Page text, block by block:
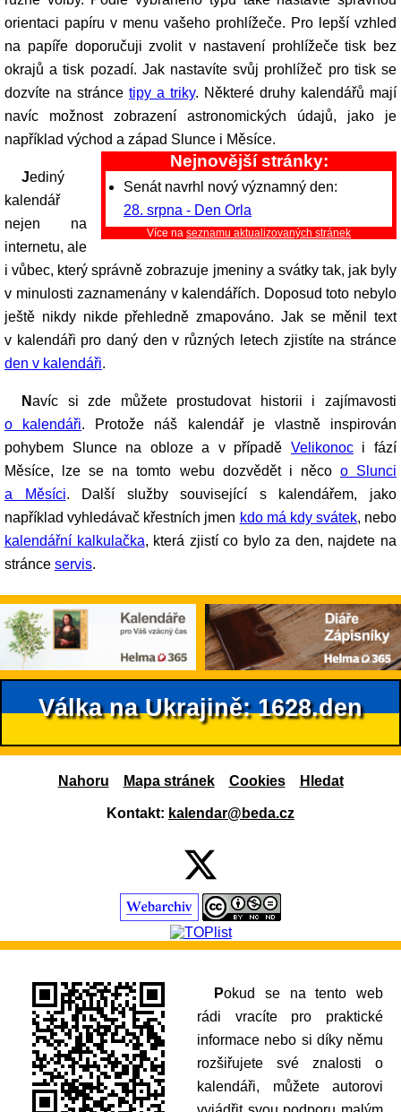
orientaci papíru v menu vašeho prohlížeče. Pro lepší vzhled
na papíře doporučuji zvolit v nastavení prohlížeče tisk bez
okrajů a tisk pozadí. Jak nastavíte svůj prohlížeč pro tisk se
dozvíte na stránce tipy a triky. Některé druhy kalendářů mají
navíc možnost zobrazení astronomických údajů, jako je
například východ a západ Slunce i Měsíce.
Nejnovější stránky:
Senát navrhl nový významný den:
28. srpna - Den Orla
Více na seznamu aktualizovaných stránek
Jediný
kalendář
nejen na
internetu, ale
i vůbec, který správně zobrazuje jmeniny a svátky tak, jak byly
v minulosti zaznamenány v kalendářích. Doposud toto nebylo
ještě nikdy nikde přehledně zmapováno. Jak se měnil text
v kalendáři pro daný den v různých letech zjistíte na stránce
den v kalendáři.
Navíc si zde můžete prostudovat historii i zajímavosti
o kalendáři. Protože náš kalendář je vlastně inspirován
pohybem Slunce na obloze a v případě Velikonoci fází
Měsíce, lze se na tomto webu dozvědět i něco o Slunci
a Měsíci. Další služby související s kalendářem, jako
například vyhledávač křestních jmen kdo má kdy svátek, nebo
kalendářní kalkulačka, která zjistí co bylo za den, najdete na
stránce servis.
Válka na Ukrajině: 1628.den
Nahoru Mapa stránek Cookies Hledat
Kontakt: kalendar@beda.cz
Pokud se na tento web
rádi vracíte pro praktické
informace nebo si díky němu
rozšiřujete své znalosti o
kalendáři, můžete autorovi